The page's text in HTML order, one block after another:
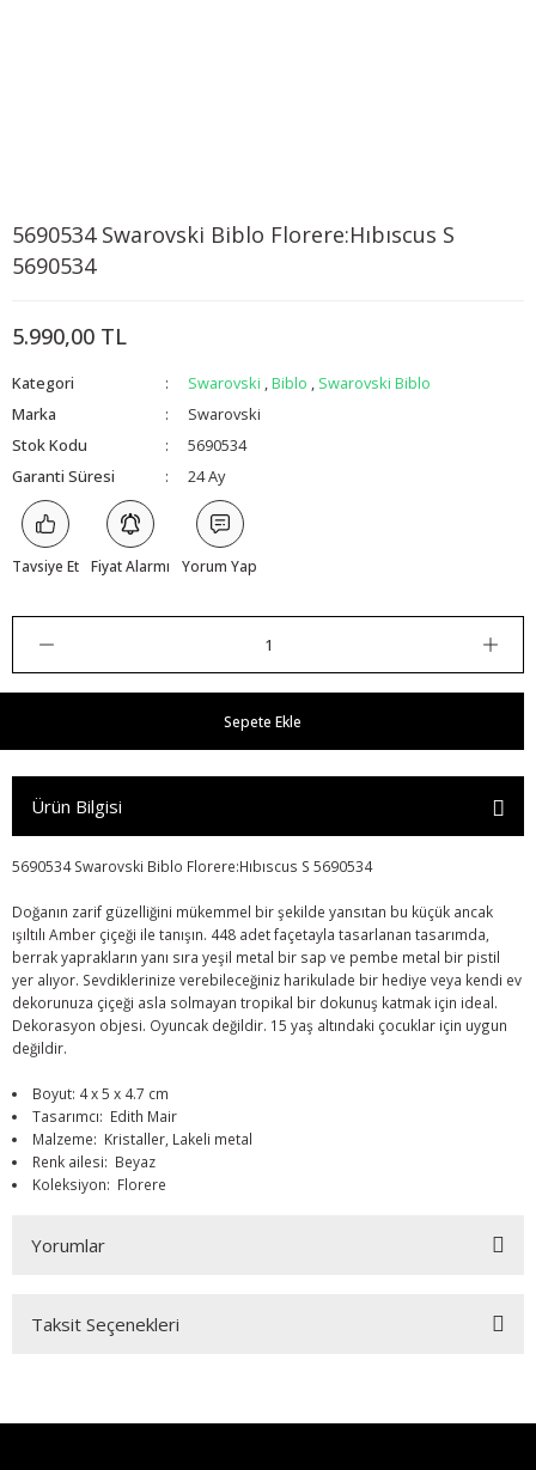
5690534 Swarovski Biblo Florere:Hıbıscus S
5690534
5.990,00 TL
Kategori Swarovski ,Biblo , Swarovski Biblo
Marka
Swarovski
Stok Kodu
5690534
Garanti Süresi
24 Ay
Tavsiye Et Fiyat Alarmı Yorum Yap
Sepete Ekle
Ürün Bilgisi
5690534 Swarovski Biblo Florere:Hıbıscus S 5690534
Doğanın zarif güzelliğini mükemmel bir şekilde yansıtan bu küçük ancak
ışıltılı Amber çiçeği ile tanışın. 448 adet façetayla tasarlanan tasarımda,
berrak yaprakların yanı sıra yeşil metal bir sap ve pembe metal bir pistil
yer alıyor. Sevdiklerinize verebileceğiniz harikulade bir hediye veya kendi ev
dekorunuza çiçeği asla solmayan tropikal bir dokunuş katmak için ideal.
Dekorasyon objesi. Oyuncak değildir. 15 yaş altındaki çocuklar için uygun
değildir.
Boyut: 4 x 5 x 4.7 cm
Tasarımcı: Edith Mair
Malzeme: Kristaller, Lakeli metal
Renk ailesi: Beyaz
Koleksiyon: Florere
Yorumlar
Taksit Seçenekleri